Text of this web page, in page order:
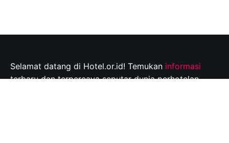
Selamat datang di Hotel.or.id! Temukan informasi
terbaru dan terpercaya seputar dunia perhotelan,